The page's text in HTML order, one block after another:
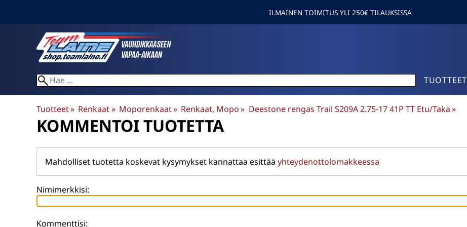
ILMAINEN TOIMITUS YLI 250€ TILAUKSISSA
TUOTTEET
Tuotteet‪» Renkaat‪» Moporenkaat‪» Renkaat, Mopo‪» Deestone rengas Trail S209A 2.75-17 41P TT Etu/Taka‪»
KOMMENTOI TUOTETTA
Mahdolliset tuotetta koskevat kysymykset kannattaa esittää yhteydenottolomakkeessa
Nimimerkkisi:
Kommenttisi: